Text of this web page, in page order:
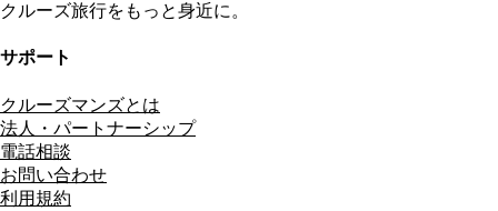
クルーズ旅行をもっと身近に。
サポート
クルーズマンズとは
法人・パートナーシップ
電話相談
お問い合わせ
利用規約